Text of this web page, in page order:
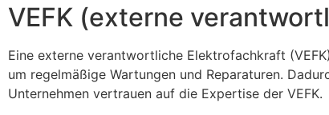
VEFK (externe
Eine externe verantwortliche Elektrofachkraft
um regelmäßige Wartungen und Reparaturen.
Unternehmen vertrauen auf die Expertise der VEFK.